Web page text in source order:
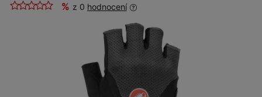
% z 0 hodnocení